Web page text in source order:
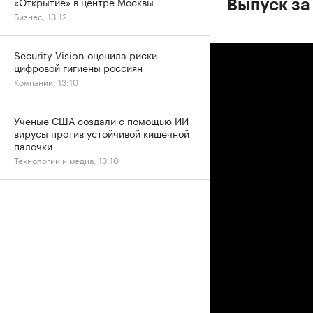
Выпуск
Бизнес, 13:12
Security Vision оценила риски
цифровой гигиены россиян
Компании, 13:10
Ученые США создали с помощью ИИ
вирусы против устойчивой кишечной
палочки
Технологии и медиа, 13:10